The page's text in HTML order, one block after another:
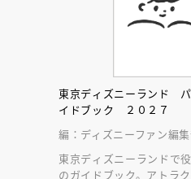
東京ディズニーランド
イドブック ２０２７
編：ディズニーファン編
東京ディズニーランドで
のガイドブック。アトラ